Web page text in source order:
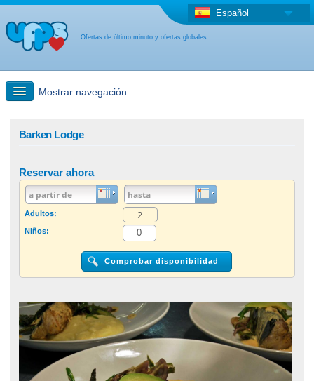
Ofertas de último minuto y ofertas globales
Español
Mostrar navegación
Oferta de última hora + Oferta global
otro país
Barken Lodge
Reservar ahora
Adultos:
Niños: